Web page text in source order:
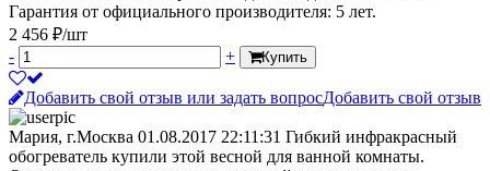
Гарантия от официального производителя: 5 лет.
2 456 ₽/шт
-
+ Купить
Добавить свой отзыв или задать вопросДобавить свой отзыв
Мария, г.Москва 01.08.2017 22:11:31 Гибкий инфракрасный
обогреватель купили этой весной для ванной комнаты.